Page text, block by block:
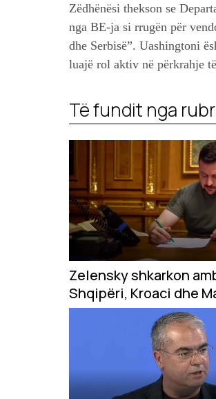
Zëdhënësi thekson se
nga BE-ja si rrugën për
dhe Serbisë”. Uashingtoni
luajë rol aktiv në përkrahje
Të fundit nga
Zelensky shkarkon
Shqipëri, Kroaci dhe